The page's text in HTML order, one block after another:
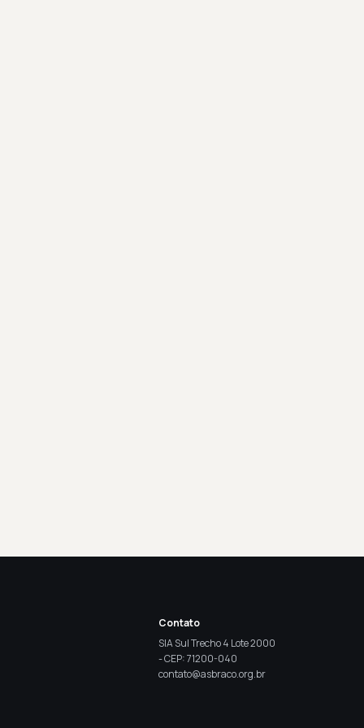
Contato
SIA Sul Trecho 4 Lote 2000
- CEP: 71200-040
contato@asbraco.org.br